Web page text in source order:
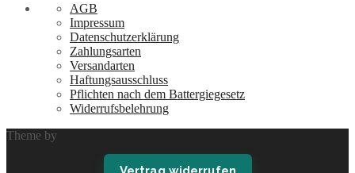
AGB
Impressum
Datenschutzerklärung
Zahlungsarten
Versandarten
Haftungsausschluss
Pflichten nach dem Battergiegesetz
Widerrufsbelehrung
Theme by